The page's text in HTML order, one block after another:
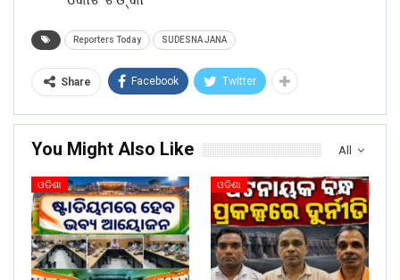
Reporters Today SUDESNA JANA
Share Facebook Twitter
All
You Might Also Like
ଓଡିଶା ଓଡିଶା